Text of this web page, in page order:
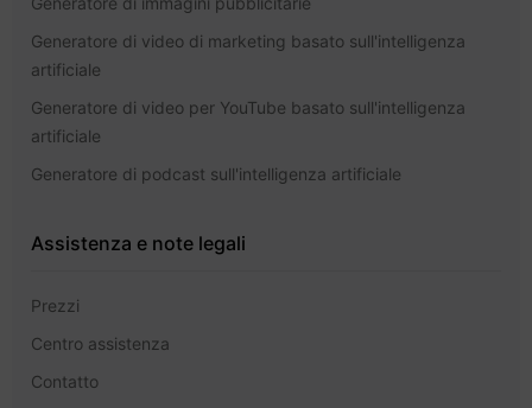
Generatore di video di marketing basato sull'intelligenza
artificiale
Generatore di video per YouTube basato sull'intelligenza
artificiale
Generatore di podcast sull'intelligenza artificiale
Assistenza e note legali
Prezzi
Centro assistenza
Contatto